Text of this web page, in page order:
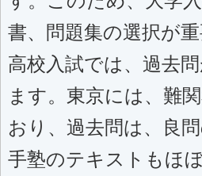
書、問題集の選択が重
高校入試では、 過去
ます。東京には、難
おり、過去問は、良
手塾のテキストもほ